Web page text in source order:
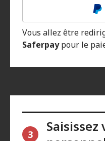
Vous allez être
Saferpaypour le
3
Saisissez